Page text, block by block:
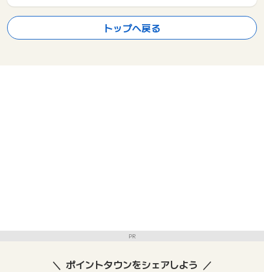
トップへ戻る
PR
ポイントタウンをシェアしよう